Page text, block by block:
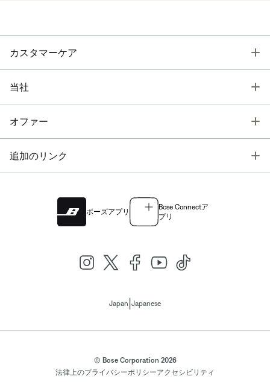
カスタマーケア
当社
オファー
追加のリンク
ボーズアプリ
Bose Connectア
プリ
Japan Japanese
© Bose Corporation 2026
法律上のプライバシーポリシーアクセシビリティ